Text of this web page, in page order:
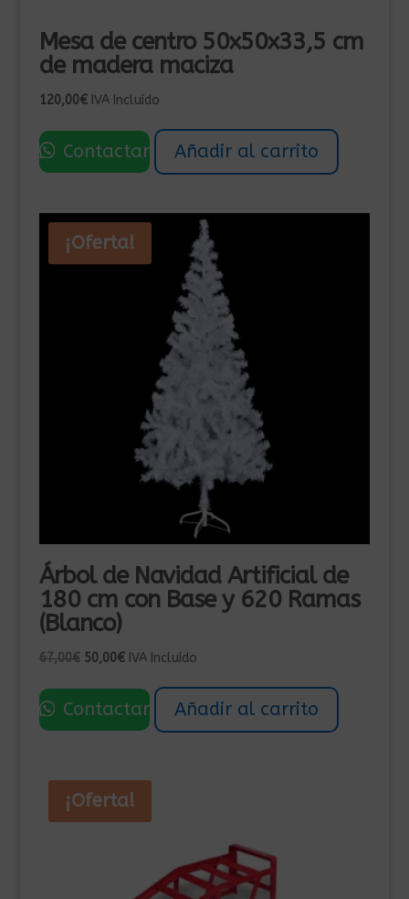
Mesa de centro 50x50x33,5 cm
de madera maciza
120,00€ IVA Incluído
Contactar Añadir al carrito
¡Oferta!
Árbol de Navidad Artificial de
180 cm con Base y 620 Ramas
(Blanco)
67,00€ El
original
era:
50,00€El
actual
es:
IVA Incluído
Contactar Añadir al carrito
¡Oferta!